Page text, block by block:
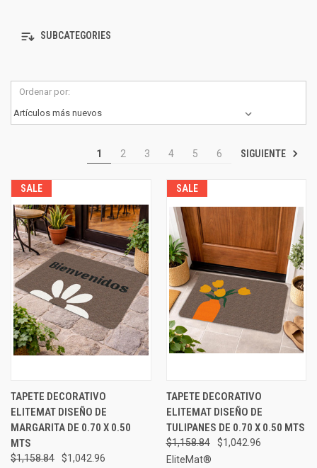
SUBCATEGORIES
Ordenar por:
1 2 3 4 5 6 SIGUIENTE
SALE
TAPETE DECORATIVO
ELITEMAT DISEÑO DE
MARGARITA DE 0.70 X 0.50
MTS
$1,158.84
$1,042.96
SALE
TAPETE DECORATIVO
ELITEMAT DISEÑO DE
TULIPANES DE 0.70 X 0.50 MTS
$1,158.84
$1,042.96
EliteMat®